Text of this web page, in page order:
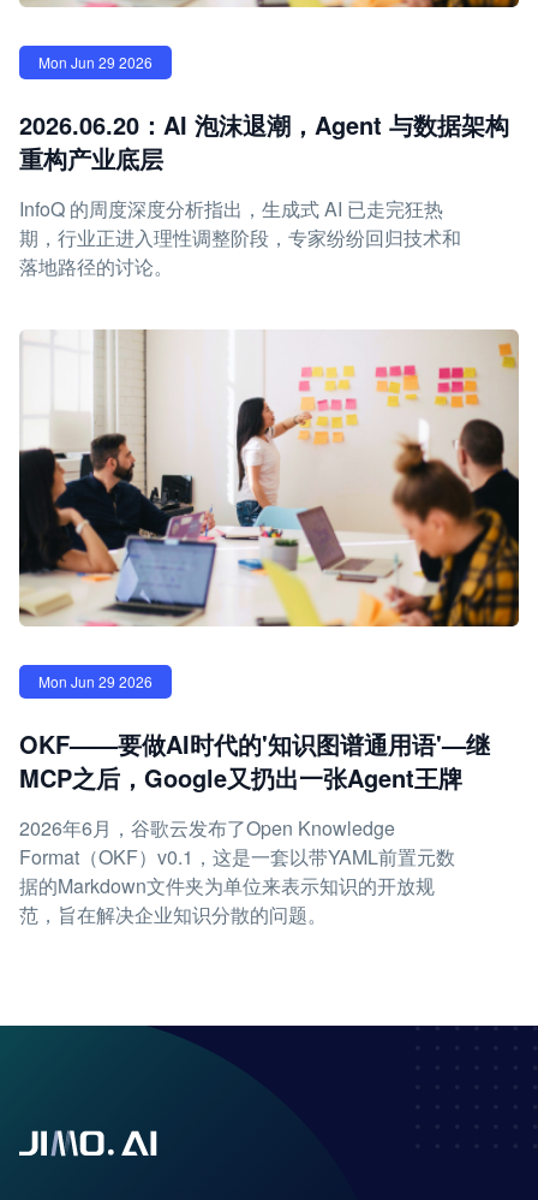
Mon Jun 29 2026
2026.06.20：AI 泡沫退潮，Agent 与数据架构
重构产业底层
InfoQ 的周度深度分析指出，生成式 AI 已走完狂热
期，行业正进入理性调整阶段，专家纷纷回归技术和
落地路径的讨论。
Mon Jun 29 2026
OKF——要做AI时代的'知识图谱通用语'—继
MCP之后，Google又扔出一张Agent王牌
2026年6月，谷歌云发布了Open Knowledge
Format（OKF）v0.1，这是一套以带YAML前置元数
据的Markdown文件夹为单位来表示知识的开放规
范，旨在解决企业知识分散的问题。